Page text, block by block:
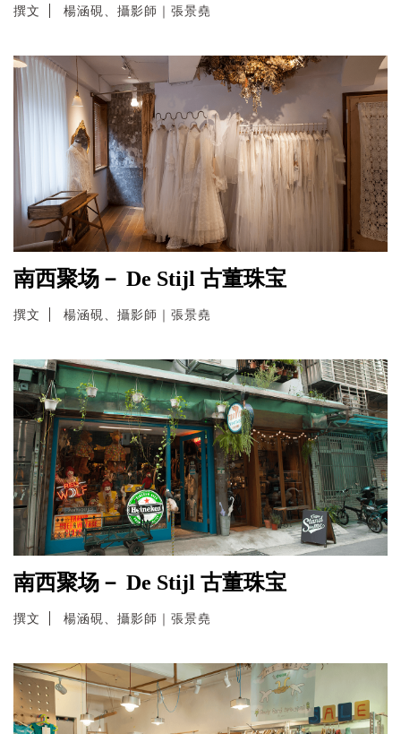
撰文 楊涵硯、攝影師｜張景堯
南西聚场－ De Stijl 古董珠宝
撰文 楊涵硯、攝影師｜張景堯
南西聚场－ De Stijl 古董珠宝
撰文 楊涵硯、攝影師｜張景堯